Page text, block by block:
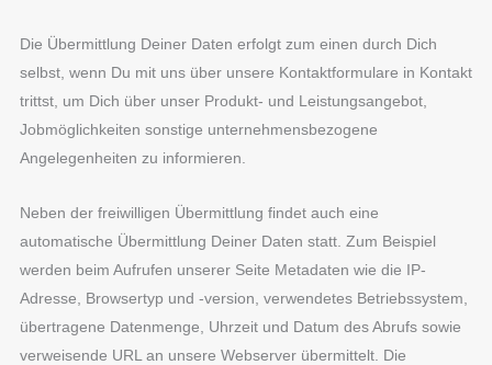
Die Übermittlung Deiner Daten erfolgt zum einen durch Dich
selbst, wenn Du mit uns über unsere Kontaktformulare in Kontakt
trittst, um Dich über unser Produkt- und Leistungsangebot,
Jobmöglichkeiten sonstige unternehmensbezogene
Angelegenheiten zu informieren.
Neben der freiwilligen Übermittlung findet auch eine
automatische Übermittlung Deiner Daten statt. Zum Beispiel
werden beim Aufrufen unserer Seite Metadaten wie die IP-
Adresse, Browsertyp und -version, verwendetes Betriebssystem,
übertragene Datenmenge, Uhrzeit und Datum des Abrufs sowie
verweisende URL an unsere Webserver übermittelt. Die